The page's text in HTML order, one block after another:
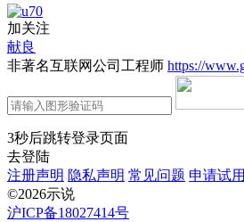
加关注
献良
非著名互联网公司工程师 https://
3秒后跳转登录页面
去登陆
注册声明 隐私声明 常见问题 申请试用
©2026示说
沪ICP备18027414号